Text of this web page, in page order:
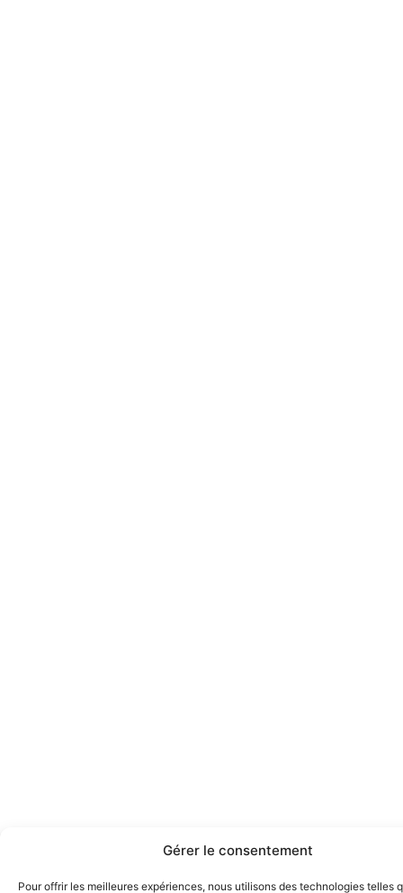
Gérer le consentement
Pour offrir les meilleures expériences, nous utilisons des technologies telles